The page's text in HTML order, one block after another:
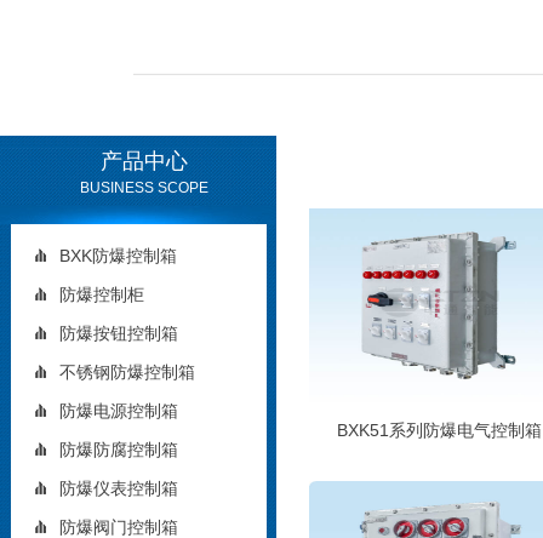
产品中心
BUSINESS SCOPE
BXK防爆控制箱
防爆控制柜
防爆按钮控制箱
不锈钢防爆控制箱
防爆电源控制箱
防爆防腐控制箱
防爆仪表控制箱
防爆阀门控制箱
BXK51系列防爆电气控制箱